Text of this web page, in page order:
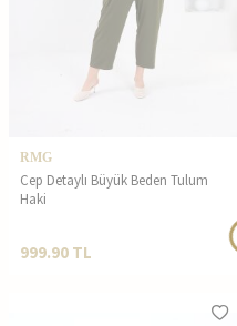
RMG
Cep Detaylı Büyük Beden Tulum
Haki
999.90 TL